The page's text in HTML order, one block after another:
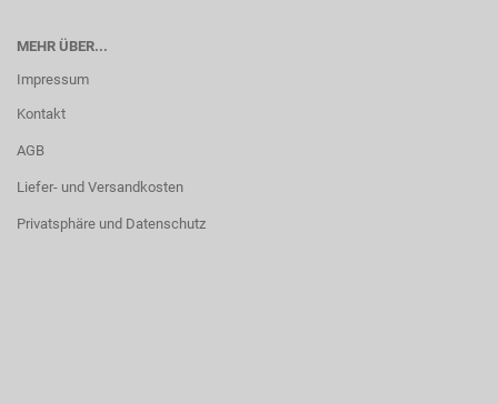
MEHR ÜBER...
Impressum
Kontakt
AGB
Liefer- und Versandkosten
Privatsphäre und Datenschutz